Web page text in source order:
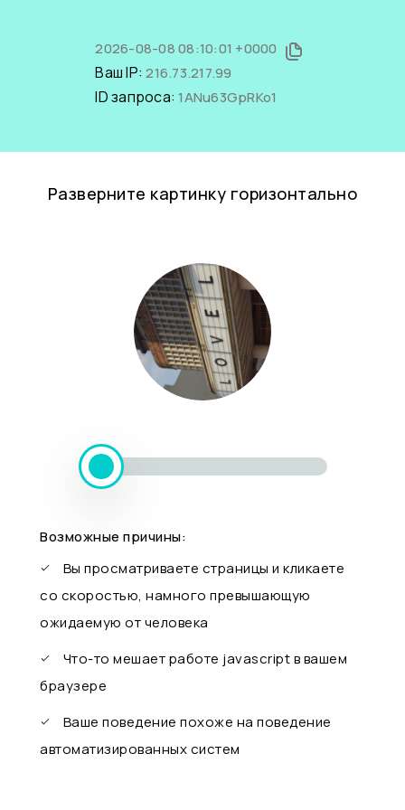
2026-08-08 08:10:01 +0000
Ваш IP:216.73.217.99
ID запроса:1ANu63GpRKo1
Разверните картинку горизонтально
Возможные причины:
Вы просматриваете страницы и кликаете
со скоростью, намного превышающую
ожидаемую от человека
Что-то мешает работе javascript в вашем
браузере
Ваше поведение похоже на поведение
автоматизированных систем